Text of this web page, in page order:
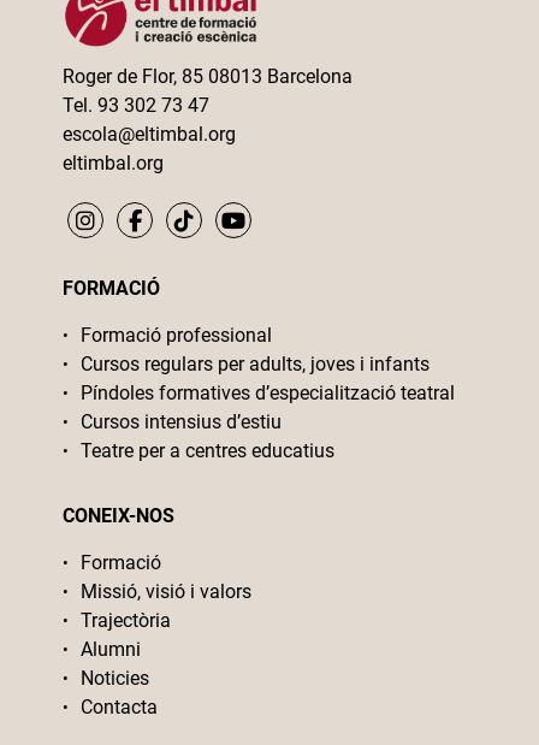
Roger de Flor, 85 08013 Barcelona
Tel. 93 302 73 47
escola@eltimbal.org
eltimbal.org
FORMACIÓ
Formació professional
Cursos regulars per adults, joves i infants
Píndoles formatives d’especialització teatral
Cursos intensius d’estiu
Teatre per a centres educatius
CONEIX-NOS
Formació
Missió, visió i valors
Trajectòria
Alumni
Noticies
Contacta